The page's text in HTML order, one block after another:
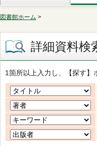
図書館ホーム >
詳細資料検
1箇所以上入力し、【探す】